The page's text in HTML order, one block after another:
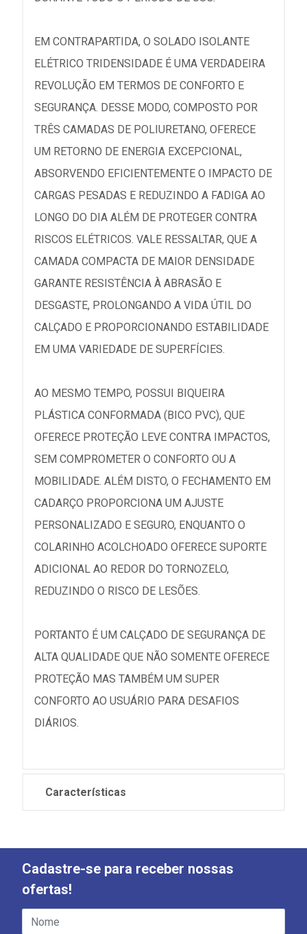
EM CONTRAPARTIDA, O SOLADO ISOLANTE
ELÉTRICO TRIDENSIDADE É UMA VERDADEIRA
REVOLUÇÃO EM TERMOS DE CONFORTO E
SEGURANÇA. DESSE MODO, COMPOSTO POR
TRÊS CAMADAS DE POLIURETANO, OFERECE
UM RETORNO DE ENERGIA EXCEPCIONAL,
ABSORVENDO EFICIENTEMENTE O IMPACTO DE
CARGAS PESADAS E REDUZINDO A FADIGA AO
LONGO DO DIA ALÉM DE PROTEGER CONTRA
RISCOS ELÉTRICOS. VALE RESSALTAR, QUE A
CAMADA COMPACTA DE MAIOR DENSIDADE
GARANTE RESISTÊNCIA À ABRASÃO E
DESGASTE, PROLONGANDO A VIDA ÚTIL DO
CALÇADO E PROPORCIONANDO ESTABILIDADE
EM UMA VARIEDADE DE SUPERFÍCIES.
AO MESMO TEMPO, POSSUI BIQUEIRA
PLÁSTICA CONFORMADA (BICO PVC), QUE
OFERECE PROTEÇÃO LEVE CONTRA IMPACTOS,
SEM COMPROMETER O CONFORTO OU A
MOBILIDADE. ALÉM DISTO, O FECHAMENTO EM
CADARÇO PROPORCIONA UM AJUSTE
PERSONALIZADO E SEGURO, ENQUANTO O
COLARINHO ACOLCHOADO OFERECE SUPORTE
ADICIONAL AO REDOR DO TORNOZELO,
REDUZINDO O RISCO DE LESÕES.
PORTANTO É UM CALÇADO DE SEGURANÇA DE
ALTA QUALIDADE QUE NÃO SOMENTE OFERECE
PROTEÇÃO MAS TAMBÉM UM SUPER
CONFORTO AO USUÁRIO PARA DESAFIOS
DIÁRIOS.
Características
Cadastre-se para receber nossas
ofertas!